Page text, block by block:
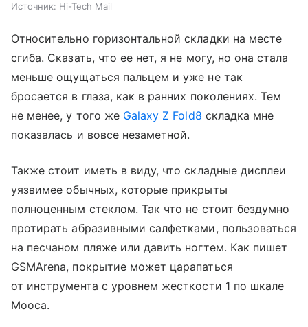
Источник: Hi-Tech Mail
Относительно горизонтальной складки на месте
сгиба. Сказать, что ее нет, я не могу, но она стала
меньше ощущаться пальцем и уже не так
бросается в глаза, как в ранних поколениях. Тем
не менее, у того же Galaxy Z Fold8 складка мне
показалась и вовсе незаметной.
Также стоит иметь в виду, что складные дисплеи
уязвимее обычных, которые прикрыты
полноценным стеклом. Так что не стоит бездумно
протирать абразивными салфетками, пользоваться
на песчаном пляже или давить ногтем. Как пишет
GSMArena, покрытие может царапаться
от инструмента с уровнем жесткости 1 по шкале
Мооса.